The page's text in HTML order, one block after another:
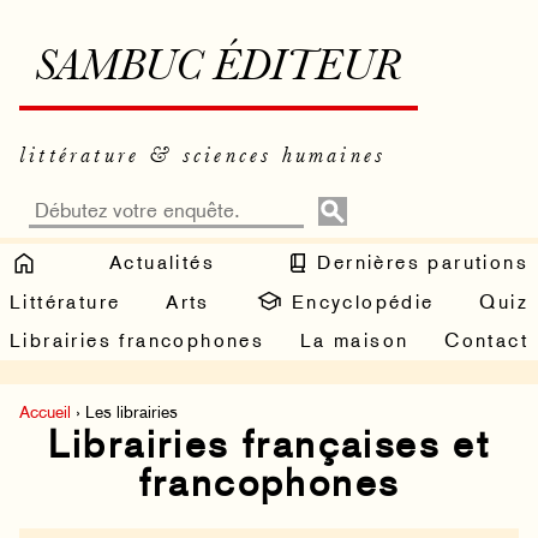
SAMBUC ÉDITEUR
littérature & sciences humaines
Actualités
Dernières parutions
Littérature
Arts Encyclopédie
Quiz
Librairies francophones
La maison Contact
Accueil › Les librairies
Librairies françaises et
francophones